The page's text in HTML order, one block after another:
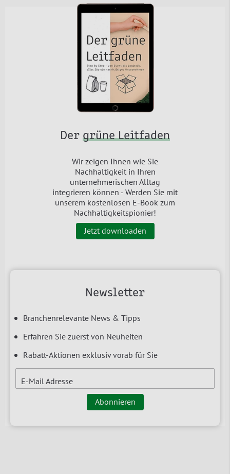
Newsletter
Branchenrelevante News & Tipps
Erfahren Sie zuerst von Neuheiten
Rabatt-Aktionen exklusiv vorab für Sie
E-Mail Adresse
Abonnieren
Der grüne Leitfaden
Wir zeigen Ihnen wie Sie
Nachhaltigkeit in Ihren
unternehmerischen Alltag
integrieren können - Werden Sie mit
unserem kostenlosen E-Book zum
Nachhaltigkeitspionier!
Jetzt downloaden